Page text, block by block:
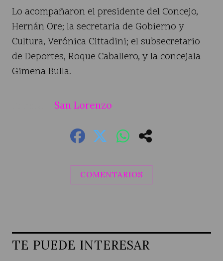
Lo acompañaron el presidente del Concejo,
Hernán Ore; la secretaria de Gobierno y
Cultura, Verónica Cittadini; el subsecretario
de Deportes, Roque Caballero, y la concejala
Gimena Bulla.
San Lorenzo
COMENTARIOS
TE PUEDE INTERESAR